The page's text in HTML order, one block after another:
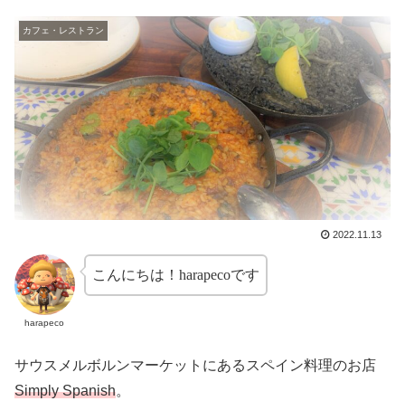
カフェ・レストラン
2022.11.13
harapeco
こんにちは！harapecoです
サウスメルボルンマーケットにあるスペイン料理のお店
Simply Spanish。